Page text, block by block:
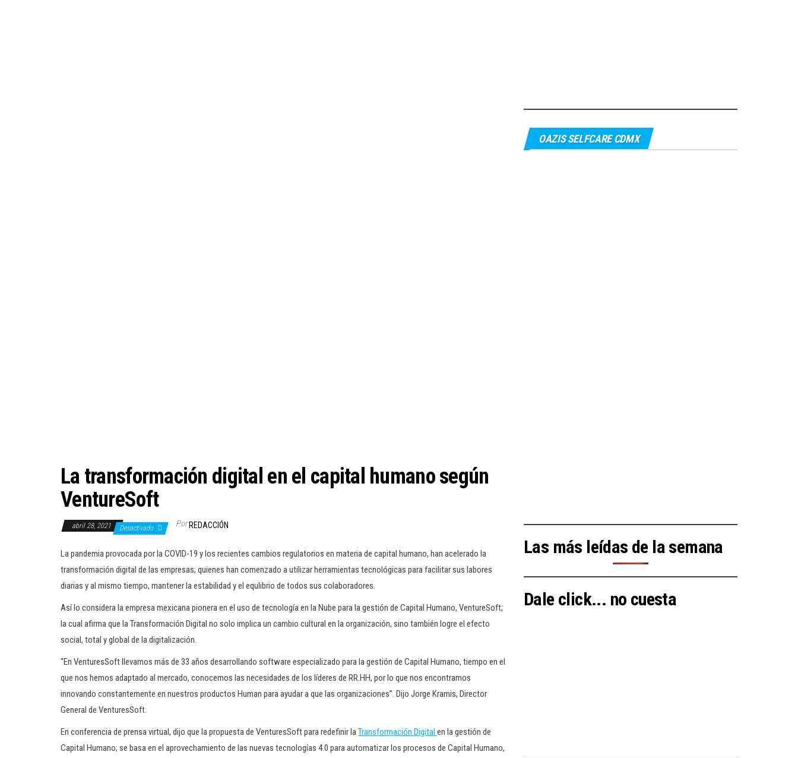
La transformación digital en el capital humano según
VentureSoft
abril 28, 2021 Desactivado Por REDACCIÓN
La pandemia provocada por la COVID-19 y los recientes cambios regulatorios en materia de capital humano, han acelerado la
transformación digital de las empresas; quienes han comenzado a utilizar herramientas tecnológicas para facilitar sus labores
diarias y al mismo tiempo, mantener la estabilidad y el equlibrio de todos sus colaboradores.
Así lo considera la empresa mexicana pionera en el uso de tecnología en la Nube para la gestión de Capital Humano, VentureSoft;
la cual afirma que la Transformación Digital no solo implica un cambio cultural en la organización, sino también logre el efecto
social, total y global de la digitalización.
“En VenturesSoft llevamos más de 33 años desarrollando software especializado para la gestión de Capital Humano, tiempo en el
que nos hemos adaptado al mercado, conocemos las necesidades de los líderes de RR.HH, por lo que nos encontramos
innovando constantemente en nuestros productos Human para ayudar a que las organizaciones”. Dijo Jorge Kramis, Director
General de VenturesSoft.
En conferencia de prensa virtual, dijo que la propuesta de VenturesSoft para redefinir laTransformación Digital en la gestión de
Capital Humano; se basa en el aprovechamiento de las nuevas tecnologías 4.0 para automatizar los procesos de Capital Humano,
OAZIS SELFCARE CDMX
Las más leídas de la semana
Dale click... no cuesta